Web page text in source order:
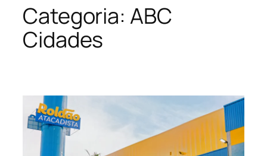
Categoria: ABC
Cidades